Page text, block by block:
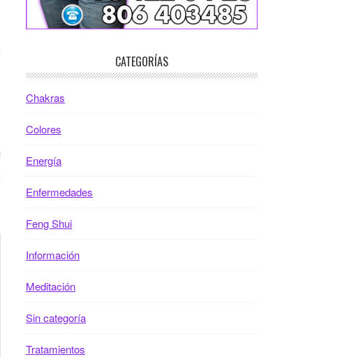
CATEGORÍAS
Chakras
Colores
Energía
Enfermedades
Feng Shui
Información
Meditación
Sin categoría
Tratamientos